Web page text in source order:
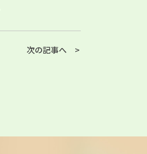
次の記事へ